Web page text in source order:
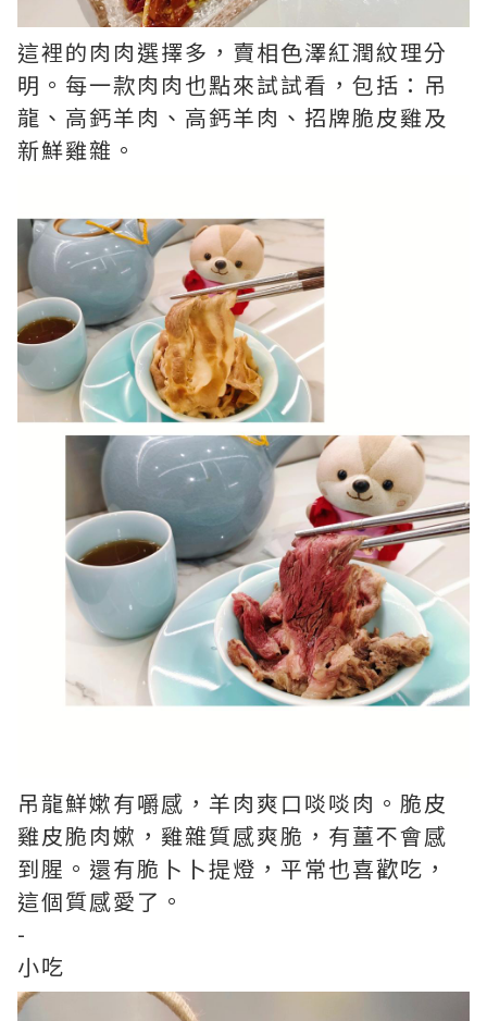
這裡的肉肉選擇多，賣相色澤紅潤紋理分
明。每一款肉肉也點來試試看，包括：吊
龍、高鈣羊肉、高鈣羊肉、招牌脆皮雞及
新鮮雞雜。
吊龍鮮嫰有嚼感，羊肉爽口啖啖肉。脆皮
雞皮脆肉嫰，雞雜質感爽脆，有薑不會感
到腥。還有脆卜卜提燈，平常也喜歡吃，
這個質感愛了。
-
小吃